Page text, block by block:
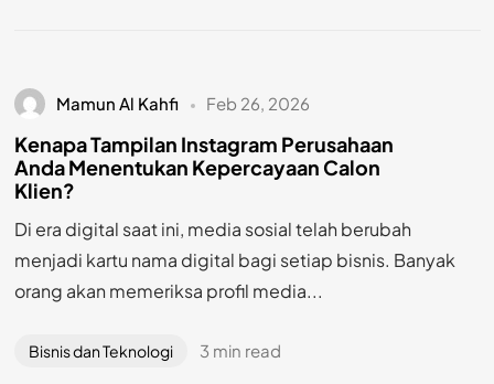
Mamun Al Kahfi Feb 26, 2026
Kenapa Tampilan Instagram Perusahaan
Anda Menentukan Kepercayaan Calon
Klien?
Di era digital saat ini, media sosial telah berubah
menjadi kartu nama digital bagi setiap bisnis. Banyak
orang akan memeriksa profil media...
Bisnis dan Teknologi 3 min read